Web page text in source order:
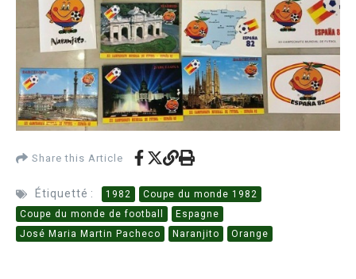
Share this Article
Étiquetté : 1982
Coupe du monde 1982
Coupe du monde de football
Espagne
José Maria Martin Pacheco
Naranjito Orange